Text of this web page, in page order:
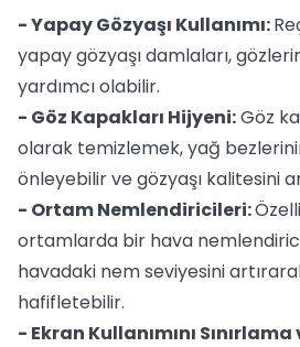
- Yapay Gözyaşı Kullanımı:
yapay gözyaşı damlaları,
yardımcı olabilir.
- Göz Kapakları Hijyeni:Göz
olarak temizlemek, yağ
önleyebilir ve gözyaşı kalitesini
- Ortam Nemlendiricileri:
ortamlarda bir hava
havadaki nem seviyesini
hafifletebilir.
- Ekran Kullanımını